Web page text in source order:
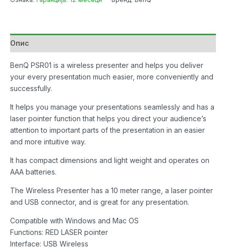
Опис
BenQ PSR01 is a wireless presenter and helps you deliver
your every presentation much easier, more conveniently and
successfully.
It helps you manage your presentations seamlessly and has a
laser pointer function that helps you direct your audience’s
attention to important parts of the presentation in an easier
and more intuitive way.
It has compact dimensions and light weight and operates on
AAA batteries.
The Wireless Presenter has a 10 meter range, a laser pointer
and USB connector, and is great for any presentation.
Compatible with Windows and Mac OS
Functions: RED LASER pointer
Interface: USB Wireless